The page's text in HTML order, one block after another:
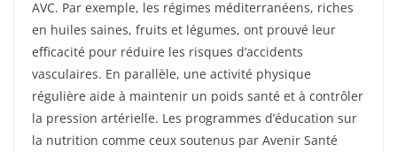
AVC. Par exemple, les régimes méditerranéens, riches
en huiles saines, fruits et légumes, ont prouvé leur
efficacité pour réduire les risques d’accidents
vasculaires. En parallèle, une activité physique
régulière aide à maintenir un poids santé et à contrôler
la pression artérielle. Les programmes d’éducation sur
la nutrition comme ceux soutenus par Avenir Santé